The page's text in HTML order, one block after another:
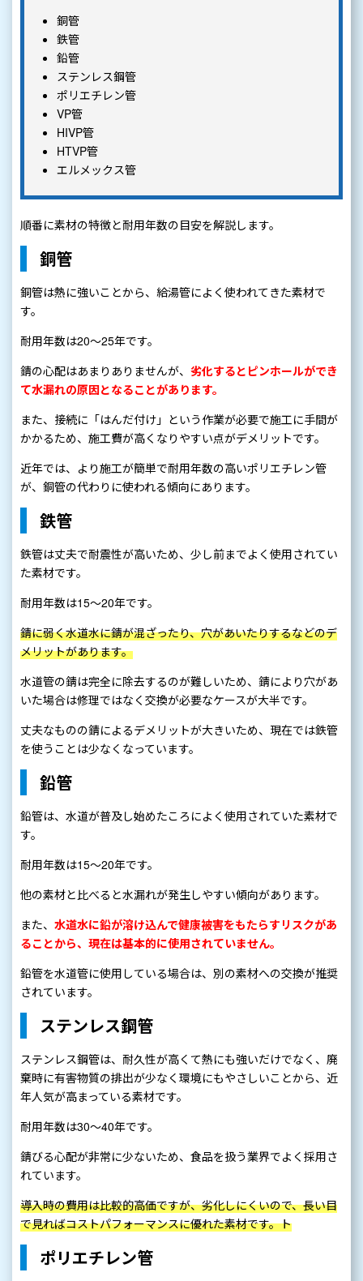
銅管
鉄管
鉛管
ステンレス鋼管
ポリエチレン管
VP管
HIVP管
HTVP管
エルメックス管
順番に素材の特徴と耐用年数の目安を解説します。
銅管
銅管は熱に強いことから、給湯管によく使われてきた素材で
す。
耐用年数は20～25年です。
錆の心配はあまりありませんが、 劣化するとピンホールができ
て水漏れの原因となることがあります。
また、接続に「はんだ付け」という作業が必要で施工に手間が
かかるため、施工費が高くなりやすい点がデメリットです。
近年では、より施工が簡単で耐用年数の高いポリエチレン管
が、銅管の代わりに使われる傾向にあります。
鉄管
鉄管は丈夫で耐震性が高いため、少し前までよく使用されてい
た素材です。
耐用年数は15～20年です。
錆に弱く水道水に錆が混ざったり、穴があいたりするなどのデ
メリットがあります。
水道管の錆は完全に除去するのが難しいため、錆により穴があ
いた場合は修理ではなく交換が必要なケースが大半です。
丈夫なものの錆によるデメリットが大きいため、現在では鉄管
を使うことは少なくなっています。
鉛管
鉛管は、水道が普及し始めたころによく使用されていた素材で
す。
耐用年数は15〜20年です。
他の素材と比べると水漏れが発生しやすい傾向があります。
また、 水道水に鉛が溶け込んで健康被害をもたらすリスクがあ
ることから、現在は基本的に使用されていません。
鉛管を水道管に使用している場合は、別の素材への交換が推奨
されています。
ステンレス鋼管
ステンレス鋼管は、耐久性が高くて熱にも強いだけでなく、廃
棄時に有害物質の排出が少なく環境にもやさしいことから、近
年人気が高まっている素材です。
耐用年数は30～40年です。
錆びる心配が非常に少ないため、食品を扱う業界でよく採用さ
れています。
導入時の費用は比較的高価ですが、劣化しにくいので、長い目
で見ればコストパフォーマンスに優れた素材です。ト
ポリエチレン管